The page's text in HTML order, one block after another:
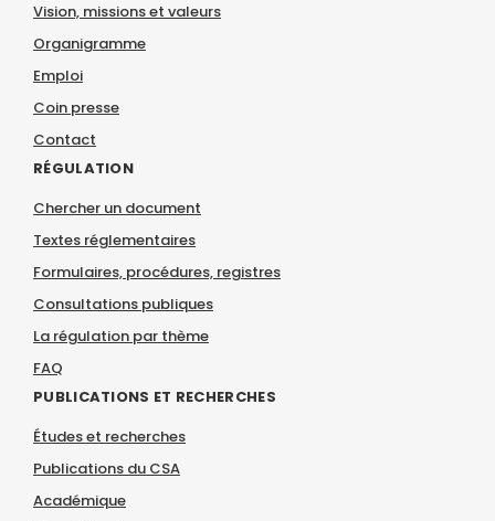
Vision, missions et valeurs
Organigramme
Emploi
Coin presse
Contact
RÉGULATION
Chercher un document
Textes réglementaires
Formulaires, procédures, registres
Consultations publiques
La régulation par thème
FAQ
PUBLICATIONS ET RECHERCHES
Études et recherches
Publications du CSA
Académique